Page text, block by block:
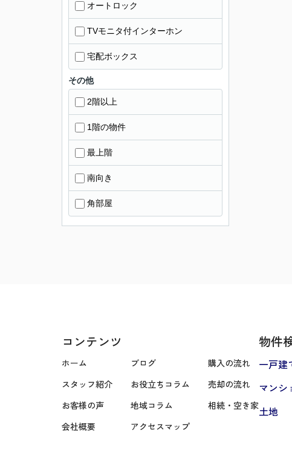
オートロック
TVモニタ付インターホン
宅配ボックス
その他
2階以上
1階の物件
最上階
南向き
角部屋
コンテンツ
ホーム ブログ
購入の流れ
スタッフ紹介
お役立ちコラム
売却の流れ
お客様の声
地域コラム
相続・空き家
会社概要
アクセスマップ
物件
一戸建
マンシ
土地